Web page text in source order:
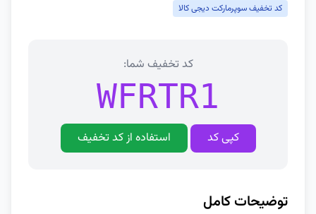
کد تخفیف سوپرمارکت دیجی کالا
کد تخفیف شما:
WFRTR1
کپی کد استفاده از کد تخفیف
توضیحات کامل